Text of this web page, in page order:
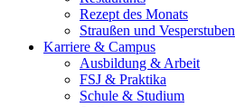
Rezept des Monats
Straußen und Vesperstuben
Karriere & Campus
Ausbildung & Arbeit
FSJ & Praktika
Schule & Studium